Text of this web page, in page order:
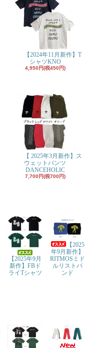
【2024年11月新作】T
シャツKNO
4,950円(税450円)
【 2025年3月新作】ス
ウェットパンツ
DANCEHOLIC
7,700円(税700円)
【2025年9月
新作】FBド
ライTシャツ
【2025
年9月新作】
RITMOSミド
ルリストバ
ンド